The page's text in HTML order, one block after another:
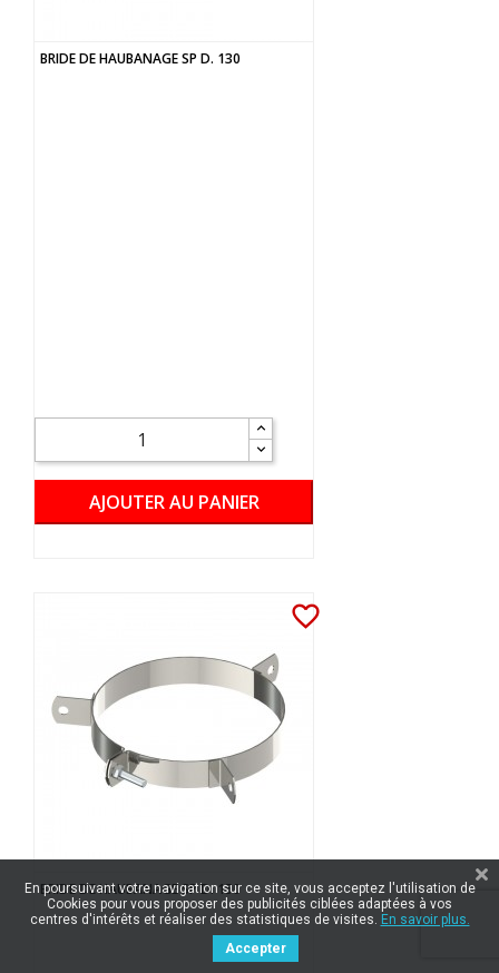
BRIDE DE HAUBANAGE SP D. 130
AJOUTER AU PANIER
favorite_border
BRIDE DE HAUBANAGE SP D. 150
En poursuivant votre navigation sur ce site, vous acceptez l'utilisation de
Cookies pour vous proposer des publicités ciblées adaptées à vos
centres d'intérêts et réaliser des statistiques de visites. En savoir plus.
Accepter